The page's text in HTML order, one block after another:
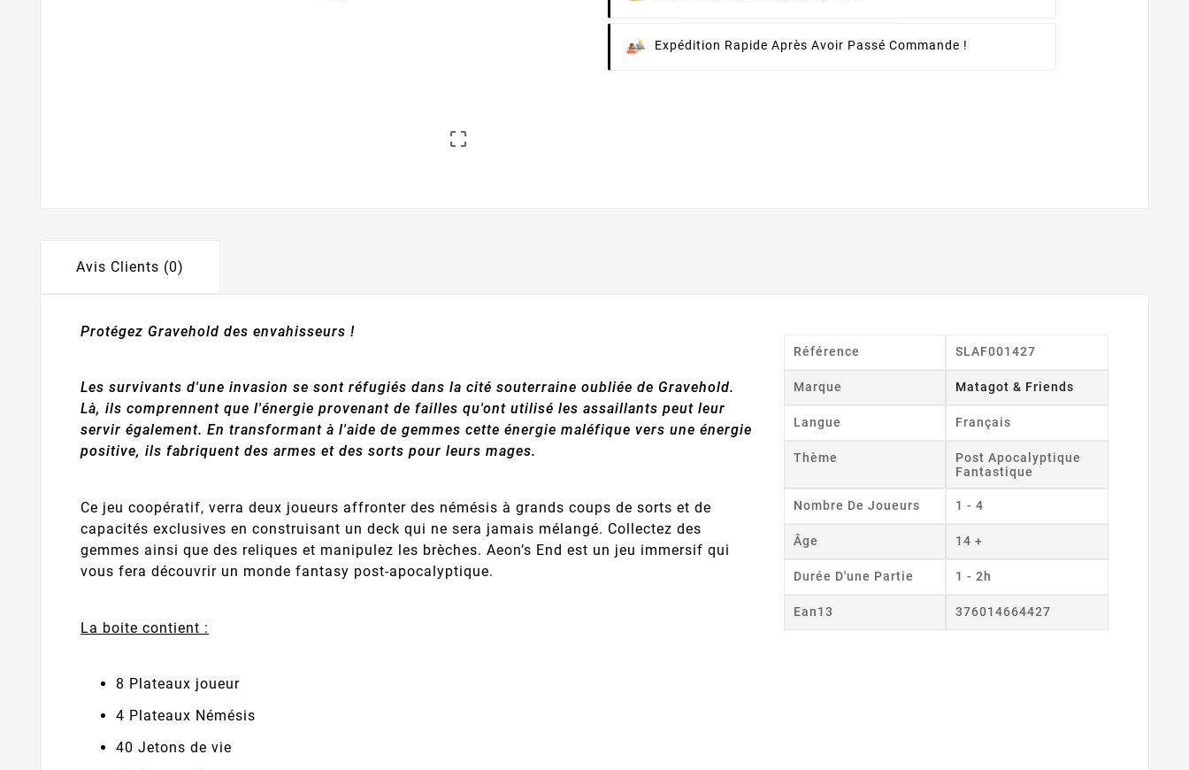

Expédition Rapide Après Avoir Passé Commande !
Avis Clients (0)
Protégez Gravehold des envahisseurs !
Les survivants d'une invasion se sont réfugiés dans la cité souterraine oubliée de Gravehold.
Là, ils comprennent que l'énergie provenant de failles qu'ont utilisé les assaillants peut leur
servir également. En transformant à l'aide de gemmes cette énergie maléfique vers une énergie
positive, ils fabriquent des armes et des sorts pour leurs mages.
Ce jeu coopératif, verra deux joueurs affronter des némésis à grands coups de sorts et de
capacités exclusives en construisant un deck qui ne sera jamais mélangé. Collectez des
gemmes ainsi que des reliques et manipulez les brèches. Aeon’s End est un jeu immersif qui
vous fera découvrir un monde fantasy post-apocalyptique.
La boite contient :
8 Plateaux joueur
4 Plateaux Némésis
40 Jetons de vie
Référence SLAF001427
Marque Matagot & Friends
Langue Français
Thème
Post Apocalyptique
Fantastique
Nombre De Joueurs 1 - 4
Âge 14 +
Durée D'une Partie 1 - 2h
Ean13 376014664427